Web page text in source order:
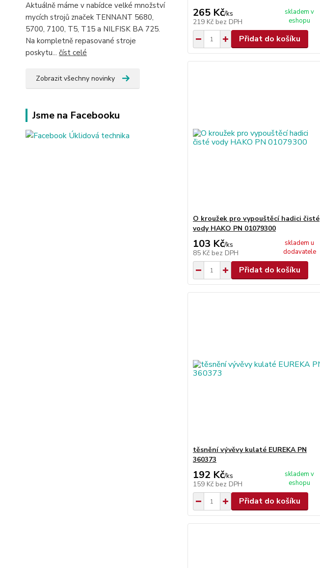
Aktuálně máme v nabídce velké množství
mycích strojů značek TENNANT 5680,
5700, 7100, T5, T15 a NILFISK BA 725.
Na kompletně repasované stroje
poskytu... číst celé
Zobrazit všechny novinky
Jsme na Facebooku
265 Kč/ks
219 Kč bez DPH
skladem v
eshopu
Přidat do košíku
O kroužek pro vypouštěcí hadici čisté
vody HAKO PN 01079300
103 Kč/ks
85 Kč bez DPH
skladem u
dodavatele
Přidat do košíku
těsnění vývěvy kulaté EUREKA PN
360373
192 Kč/ks
159 Kč bez DPH
skladem v
eshopu
Přidat do košíku